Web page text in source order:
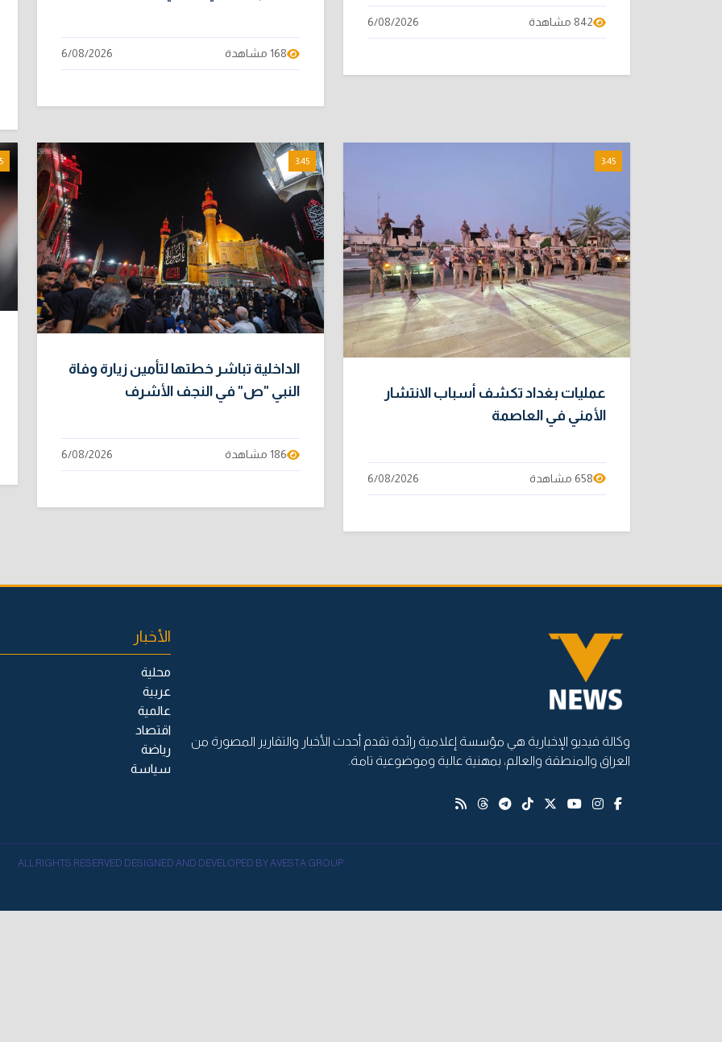
842 مشاهدة 6/08/2026
168 مشاهدة 6/08/2026
3:45
عمليات بغداد تكشف أسباب الانتشار
الأمني في العاصمة
658 مشاهدة 6/08/2026
3:45
الداخلية تباشر خطتها لتأمين زيارة وفاة
النبي "ص" في النجف الأشرف
186 مشاهدة 6/08/2026
وكالة فيديو الإخبارية هي مؤسسة إعلامية رائدة تقدم أحدث الأخبار والتقارير المصورة من
العراق والمنطقة والعالم، بمهنية عالية وموضوعية تامة.
الأخبار
محلية
عربية
عالمية
اقتصاد
رياضة
سياسة
ALL RIGHTS RESERVED DESIGNED AND DEVELOPED BY AVESTA GROUP